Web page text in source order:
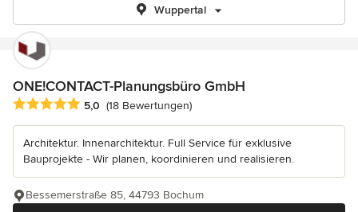
Wuppertal
ONE!CONTACT-Planungsbüro GmbH
Durchschnittliche Bewertung: 5 von 5 Sternen
5,0 (18 Bewertungen)
Architektur. Innenarchitektur. Full Service für exklusive
Bauprojekte - Wir planen, koordinieren und realisieren.
Bessemerstraße 85, 44793 Bochum